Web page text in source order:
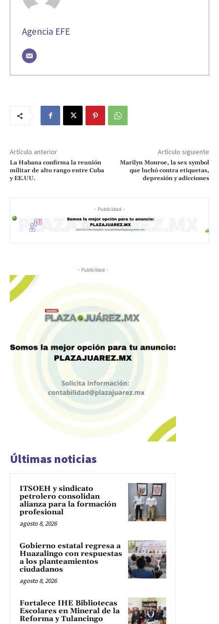
Agencia EFE
Artículo anterior
La Habana confirma la reunión
militar de alto rango entre Cuba
y EE.UU.
Artículo siguiente
Marilyn Monroe, la sex symbol
que luchó contra etiquetas,
depresión y adicciones
- Publicidad -
- Publicidad -
Últimas noticias
ITSOEH y sindicato
petrolero consolidan
alianza para la formación
profesional
agosto 8, 2026
Gobierno estatal regresa a
Huazalingo con respuestas
a los planteamientos
ciudadanos
agosto 8, 2026
Fortalece IHE Bibliotecas
Escolares en Mineral de la
Reforma y Tulancingo